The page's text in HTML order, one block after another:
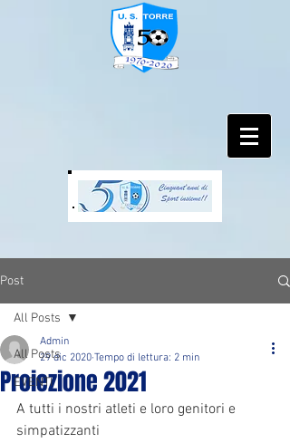
Post
All Posts
EVENTI
All Posts
Proiezione 2021
Admin
29 dic 2020 Tempo di lettura: 2 min
A tutti i nostri atleti e loro genitori e
simpatizzanti